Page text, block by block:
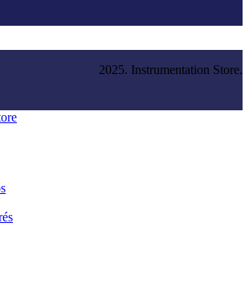
2025. Instrumentation Store.